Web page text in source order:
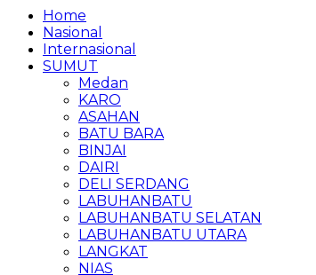
Home
Nasional
Internasional
SUMUT
Medan
KARO
ASAHAN
BATU BARA
BINJAI
DAIRI
DELI SERDANG
LABUHANBATU
LABUHANBATU SELATAN
LABUHANBATU UTARA
LANGKAT
NIAS